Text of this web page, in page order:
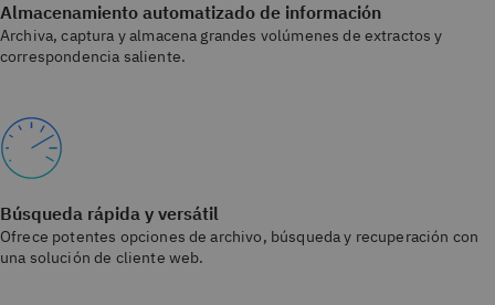
Almacenamiento automatizado de información
Archiva, captura y almacena grandes volúmenes de extractos y
correspondencia saliente.
Búsqueda rápida y versátil
Ofrece potentes opciones de archivo, búsqueda y recuperación con
una solución de cliente web.